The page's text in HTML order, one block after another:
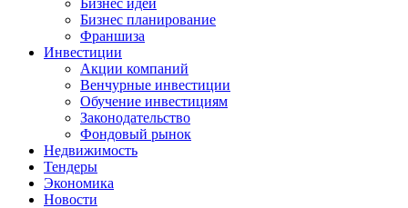
Бизнес идеи
Бизнес планирование
Франшиза
Инвестиции
Акции компаний
Венчурные инвестиции
Обучение инвестициям
Законодательство
Фондовый рынок
Недвижимость
Тендеры
Экономика
Новости